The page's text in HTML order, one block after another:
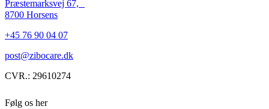
Præstemarksvej 67,
8700 Horsens
+45 76 90 04 07
post@zibocare.dk
CVR.: 29610274
Følg os her